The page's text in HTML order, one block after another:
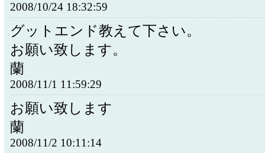
2008/10/24 18:32:59
グットエンド教えて下さい。
お願い致します。
蘭
2008/11/1 11:59:29
お願い致します
蘭
2008/11/2 10:11:14